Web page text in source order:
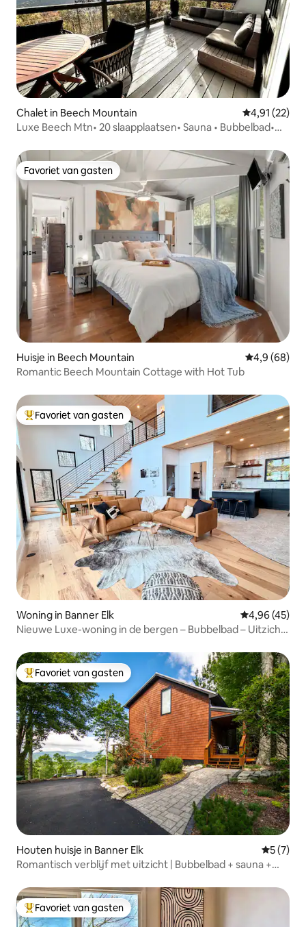
Chalet in Beech Mountain Gemiddelde
4,91 (22)
Luxe Beech Mtn• 20 slaapplaatsen• Sauna • Bubbelbad•
Favoriet van gasten
Favoriet van gasten
Huisje in Beech Mountain Gemiddelde
4,9 (68)
Romantic Beech Mountain Cottage with Hot Tub
Topfavoriet van gasten
Favoriet van gasten
Woning in Banner Elk Gemiddelde
4,96 (45)
Nieuwe Luxe-woning in de bergen – Bubbelbad – Uitzicht
Topfavoriet van gasten
Favoriet van gasten
Houten huisje in Banner Elk
5 (7)
Romantisch verblijf met uitzicht | Bubbelbad + sauna +
Topfavoriet van gasten
Favoriet van gasten